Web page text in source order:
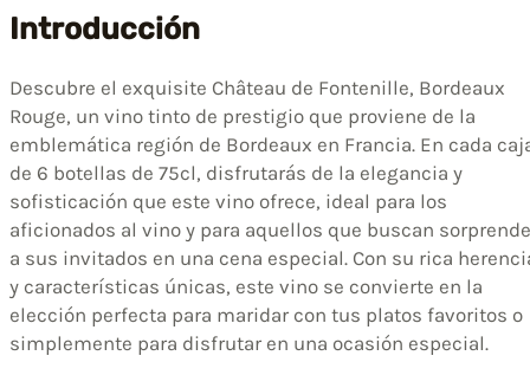
Introducción
Descubre el exquisite Château de Fontenille, Bordeaux
Rouge, un vino tinto de prestigio que proviene de la
emblemática región de Bordeaux en Francia. En cada
de 6 botellas de 75cl, disfrutarás de la elegancia y
sofisticación que este vino ofrece, ideal para los
aficionados al vino y para aquellos que buscan
a sus invitados en una cena especial. Con su rica
y características únicas, este vino se convierte en la
elección perfecta para maridar con tus platos favoritos o
simplemente para disfrutar en una ocasión especial.